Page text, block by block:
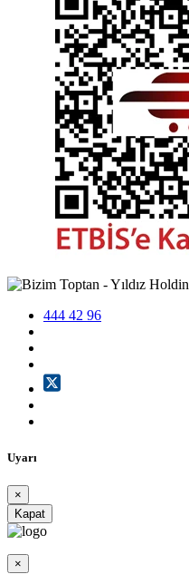
444 42 96
Uyarı
×
Kapat
×